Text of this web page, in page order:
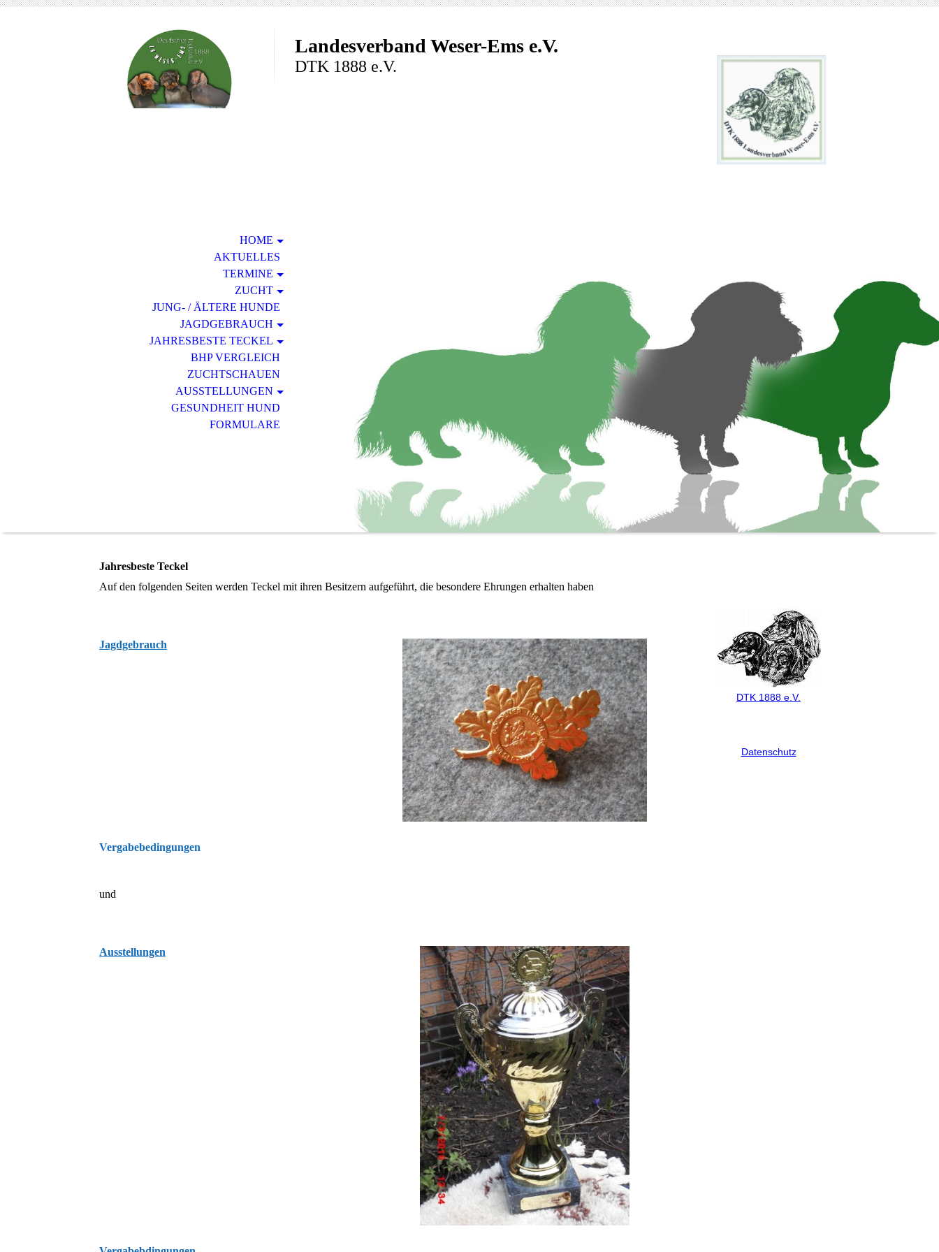
Landesverband Weser-Ems e.V.
DTK 1888 e.V.
HOME
AKTUELLES
TERMINE
ZUCHT
JUNG- / ÄLTERE HUNDE
JAGDGEBRAUCH
JAHRESBESTE TECKEL
BHP VERGLEICH
ZUCHTSCHAUEN
AUSSTELLUNGEN
GESUNDHEIT HUND
FORMULARE
Jahresbeste Teckel
Auf den folgenden Seiten werden Teckel mit ihren Besitzern aufgeführt, die besondere Ehrungen erhalten haben
Jagdgebrauch
Vergabebedingungen
und
Ausstellungen
DTK 1888 e.V.
Datenschutz